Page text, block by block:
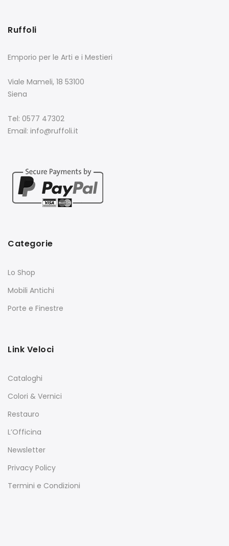
Ruffoli
Emporio per le Arti e i Mestieri
Viale Mameli, 18 53100
Siena
Tel: 0577 47302
Email: info@ruffoli.it
Categorie
Lo Shop
Mobili Antichi
Porte e Finestre
Link Veloci
Cataloghi
Colori & Vernici
Restauro
L’Officina
Newsletter
Privacy Policy
Termini e Condizioni